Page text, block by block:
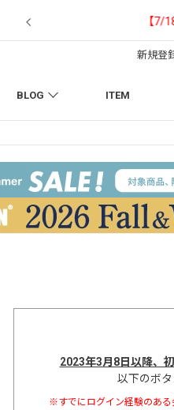
BLOG ITEM
新規登
2023年3月8日以降、
以下のボ
※すでにログイン経験のある